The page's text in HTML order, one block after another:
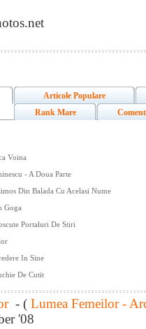
Articole Populare
Rank Mare
Voina
- A Doua Parte
Din Balada Cu Acelasi Nume
Goga
Portaluri De Stiri
In Sine
De Cutit
- ( Lumea Femeilor -
'08